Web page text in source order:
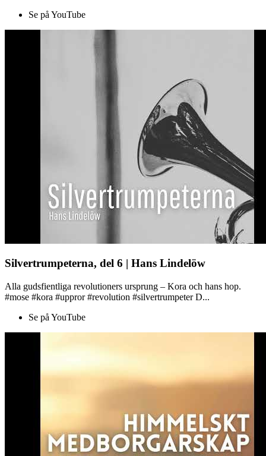
Se på YouTube
Silvertrumpeterna, del 6 | Hans Lindelöw
Alla gudsfientliga revolutioners ursprung – Kora och hans hop.
#mose #kora #uppror #revolution #silvertrumpeter D...
Se på YouTube